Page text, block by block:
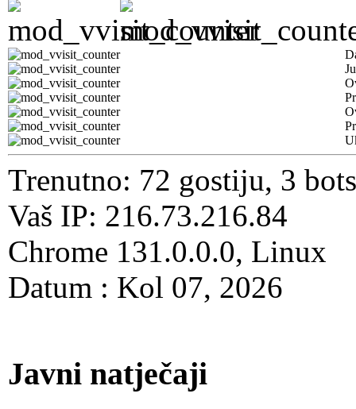
Trenutno: 72 gostiju, 3
Vaš IP: 216.73.216.84
Chrome 131.0.0.0, Linux
Datum : Kol 07, 2026
Javni natječaji